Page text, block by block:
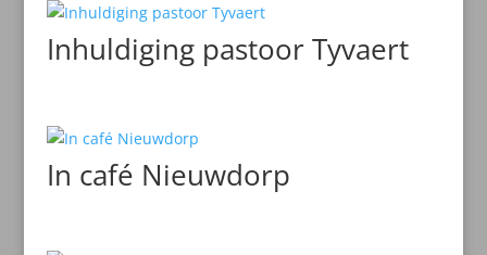
Inhuldiging pastoor Tyvaert
In café Nieuwdorp